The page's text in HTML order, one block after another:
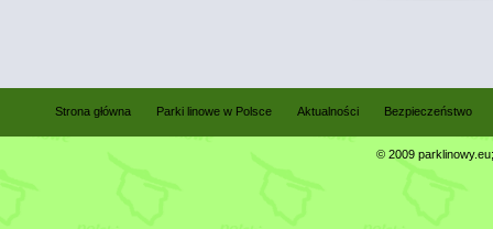
Strona główna Parki linowe w Polsce Aktualności Bezpieczeństwo
© 2009